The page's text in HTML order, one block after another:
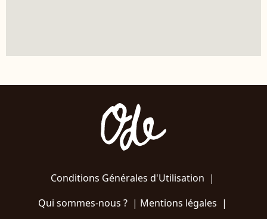
Conditions Générales d'Utilisation |
Qui sommes-nous ?| Mentions légales |